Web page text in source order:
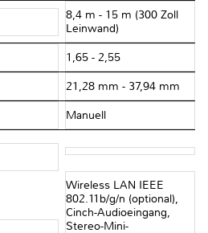
8,4 m - 15 m (300 Zoll
Leinwand)
1,65 - 2,55
21,28 mm - 37,94 mm
Manuell
Wireless LAN IEEE
802.11b/g/n (optional),
Cinch-Audioeingang,
Stereo-Mini-